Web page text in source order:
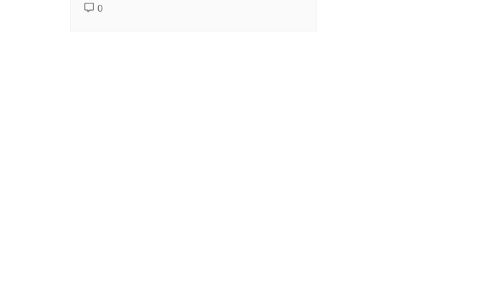
0